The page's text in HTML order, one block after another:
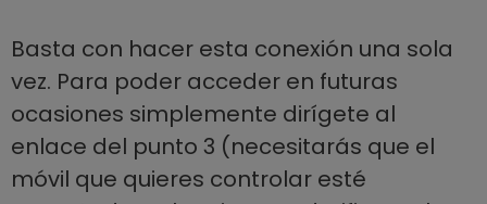
Basta con hacer esta conexión una sola
vez. Para poder acceder en futuras
ocasiones simplemente dirígete al
enlace del punto 3 (necesitarás que el
móvil que quieres controlar esté